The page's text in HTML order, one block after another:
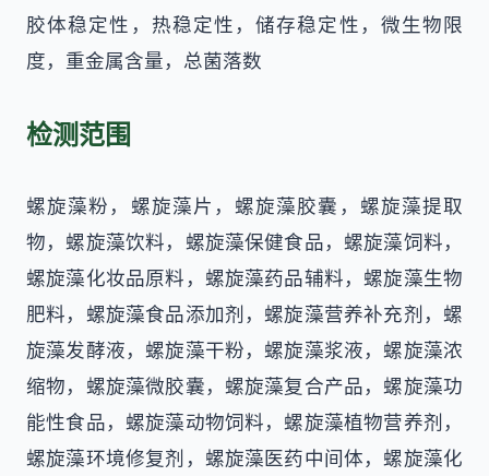
胶体稳定性，热稳定性，储存稳定性，微生物限
度，重金属含量，总菌落数
检测范围
螺旋藻粉，螺旋藻片，螺旋藻胶囊，螺旋藻提取
物，螺旋藻饮料，螺旋藻保健食品，螺旋藻饲料，
螺旋藻化妆品原料，螺旋藻药品辅料，螺旋藻生物
肥料，螺旋藻食品添加剂，螺旋藻营养补充剂，螺
旋藻发酵液，螺旋藻干粉，螺旋藻浆液，螺旋藻浓
缩物，螺旋藻微胶囊，螺旋藻复合产品，螺旋藻功
能性食品，螺旋藻动物饲料，螺旋藻植物营养剂，
螺旋藻环境修复剂，螺旋藻医药中间体，螺旋藻化